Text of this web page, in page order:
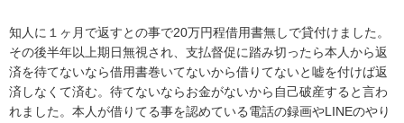
知人に１ヶ月で返すとの事で20万円程借用書無しで貸付けました。
その後半年以上期日無視され、支払督促に踏み切ったら本人から返
済を待てないなら借用書巻いてないから借りてないと嘘を付けば返
済しなくて済む。待てないならお金がないから自己破産すると言わ
れました。本人が借りてる事を認めている電話の録画やLINEのやり